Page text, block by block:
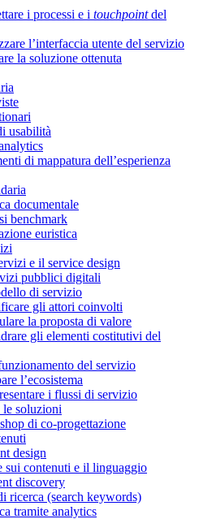
i processi e i touchpointdel
l’interfaccia utente del servizio
la soluzione ottenuta
usabilità
di mappatura dell’esperienza
documentale
benchmark
euristica
e il service design
pubblici digitali
di servizio
gli attori coinvolti
la proposta di valore
gli elementi costitutivi del
del servizio
l’ecosistema
i flussi di servizio
le soluzioni
di co-progettazione
design
sui contenuti e il linguaggio
discovery
ricerca (search keywords)
tramite analytics